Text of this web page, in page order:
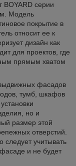
серии
Модель
покрытие в
относит ее к
дизайн как
для проектов, где
прямым хватом
фасадов
тумб, шкафов
но и
размер этой
отверстий.
следует учитывать
фасаде и не будет